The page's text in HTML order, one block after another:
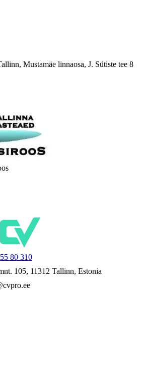
Mustamäe linnaosa, J. Sütiste tee 8
80 310
105, 11312 Tallinn, Estonia